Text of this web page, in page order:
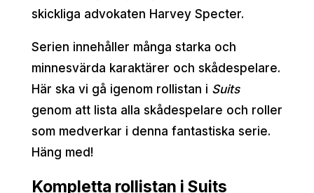
skickliga advokaten Harvey Specter.
Serien innehåller många starka och
minnesvärda karaktärer och skådespelare.
Här ska vi gå igenom rollistan i Suits
genom att lista alla skådespelare och roller
som medverkar i denna fantastiska serie.
Häng med!
Kompletta rollistan i Suits